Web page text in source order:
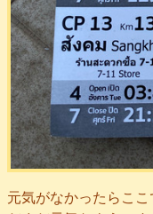
元気がなかったらこ